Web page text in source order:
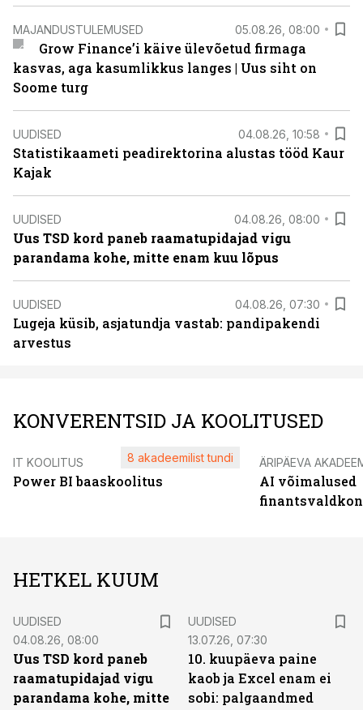
MAJANDUSTULEMUSED 05.08.26, 08:00
Grow Finance’i käive ülevõetud firmaga
kasvas, aga kasumlikkus langes | Uus siht on
Soome turg
UUDISED 04.08.26, 10:58
Statistikaameti peadirektorina alustas tööd Kaur
Kajak
UUDISED 04.08.26, 08:00
Uus TSD kord paneb raamatupidajad vigu
parandama kohe, mitte enam kuu lõpus
UUDISED 04.08.26, 07:30
Lugeja küsib, asjatundja vastab: pandipakendi
arvestus
KONVERENTSID JA KOOLITUSED
IT KOOLITUS
Power BI baaskoolitus
8 akadeemilist tundi ÄRIPÄEVA
AI võimalused
HETKEL KUUM
UUDISED
04.08.26, 08:00
Uus TSD kord paneb
raamatupidajad vigu
parandama kohe, mitte
UUDISED
13.07.26, 07:30
10. kuupäeva paine
kaob ja Excel enam ei
sobi: palgaandmed